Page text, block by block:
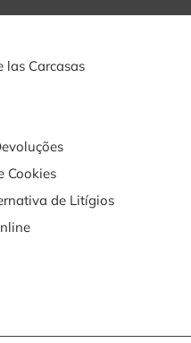
las Carcasas
Cookies
de Litígios